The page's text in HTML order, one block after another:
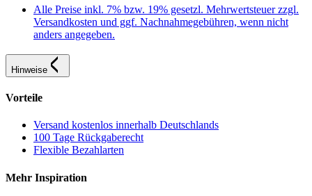
Alle Preise inkl. 7% bzw. 19% gesetzl. Mehrwertsteuer zzgl.
Versandkosten und ggf. Nachnahmegebühren, wenn nicht
anders angegeben.
Hinweise
Vorteile
Versand kostenlos innerhalb Deutschlands
100 Tage Rückgaberecht
Flexible Bezahlarten
Mehr Inspiration